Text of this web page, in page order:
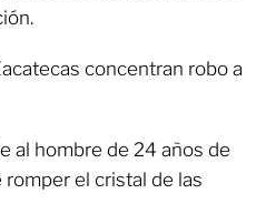
concentran robo a
al hombre de 24 años de
el cristal de las